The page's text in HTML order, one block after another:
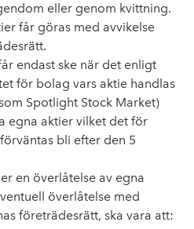
eller genom kvittning.
får göras med avvikelse
endast ske när det enligt
för bolag vars aktie handlas
Spotlight Stock Market)
egna aktier vilket det för
bli efter den 5
en överlåtelse av egna
överlåtelse med
företrädesrätt, ska vara att: